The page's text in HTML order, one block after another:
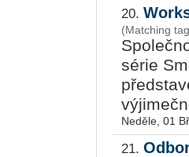
20.
(Matching
série
Neděle, 01
21.